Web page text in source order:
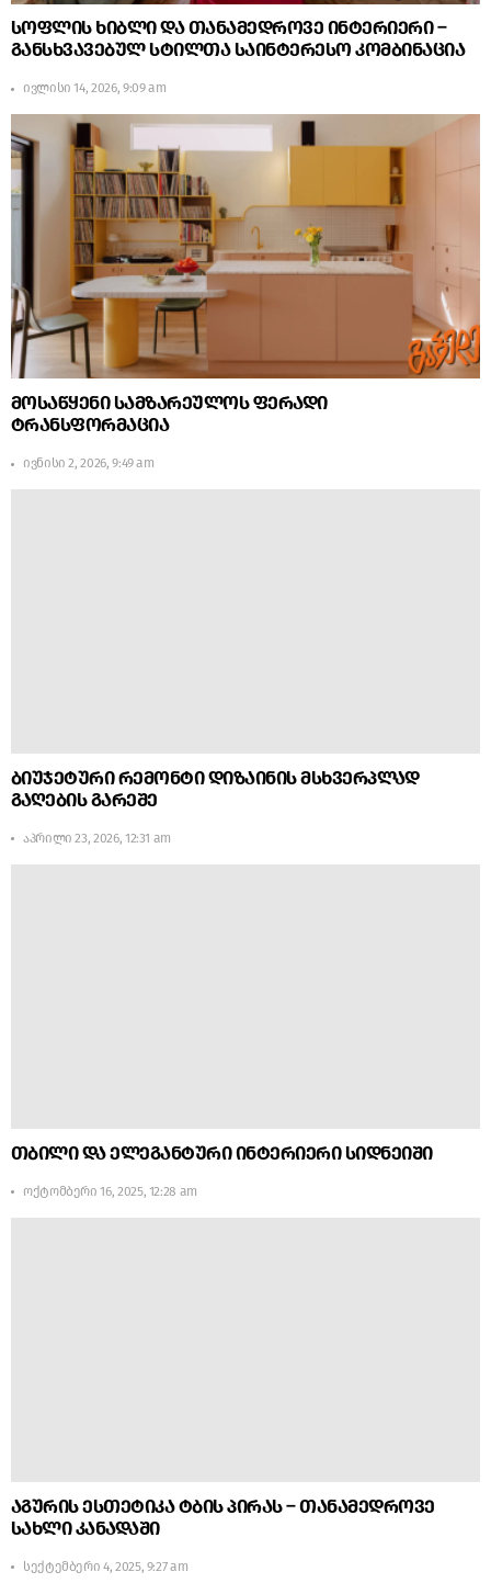
სოფლის ხიბლი და თანამედროვე ინტერიერი –
განსხვავებულ სტილთა საინტერესო კომბინაცია
ივლისი 14, 2026, 9:09 am
მოსაწყენი სამზარეულოს ფერადი
ტრანსფორმაცია
ივნისი 2, 2026, 9:49 am
ბიუჯეტური რემონტი დიზაინის მსხვერპლად
გაღების გარეშე
აპრილი 23, 2026, 12:31 am
თბილი და ელეგანტური ინტერიერი სიდნეიში
ოქტომბერი 16, 2025, 12:28 am
აგურის ესთეტიკა ტბის პირას – თანამედროვე
სახლი კანადაში
სექტემბერი 4, 2025, 9:27 am